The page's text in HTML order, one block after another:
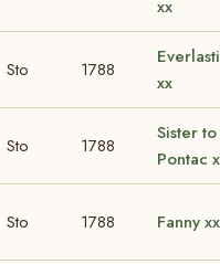
xx
Sto 1788
xx
Sto 1788
Sister to
Pontac
Sto 1788 Fanny xx